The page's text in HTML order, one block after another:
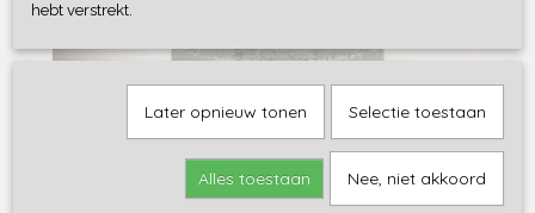
hebt verstrekt.
Later opnieuw tonen Selectie toestaan
Alles toestaan Nee, niet akkoord